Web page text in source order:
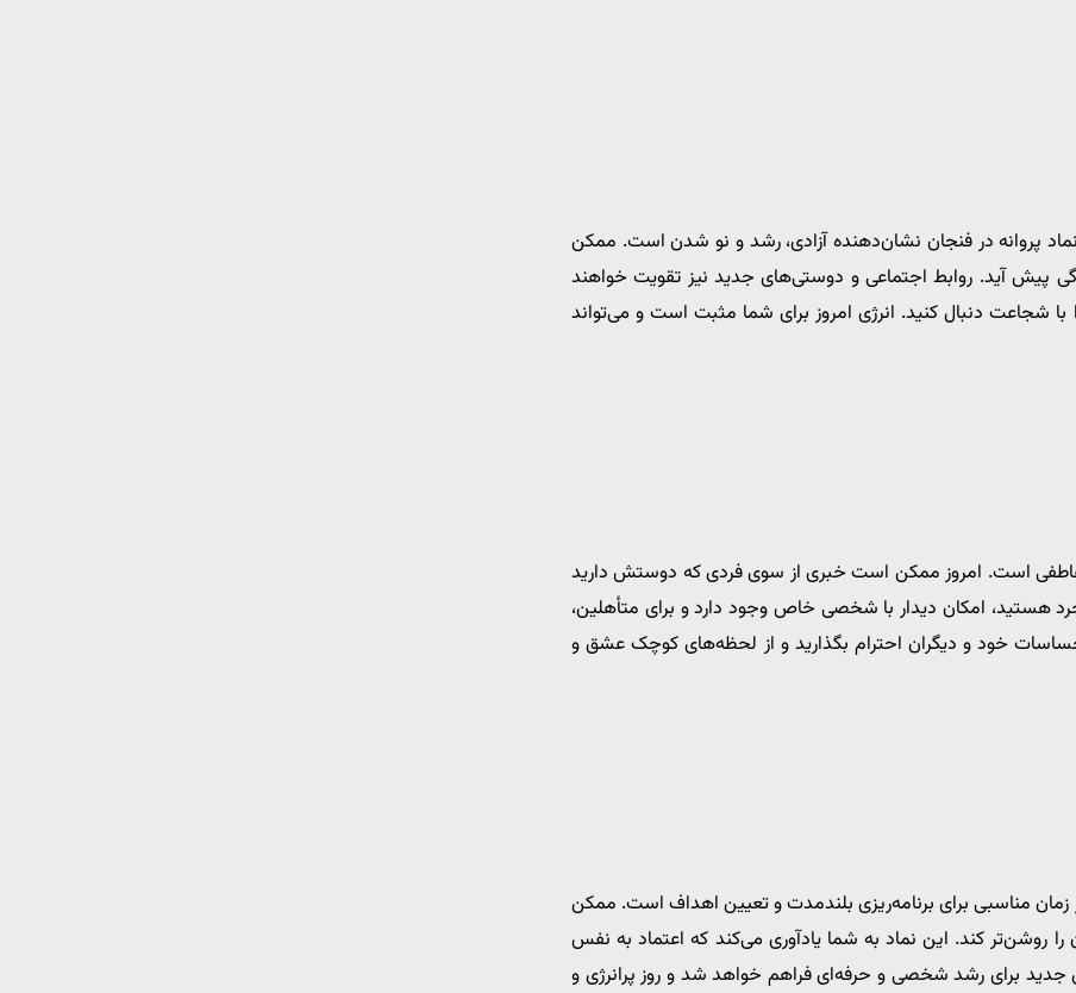
پروانه در فنجان نشان‌دهنده آزادی، رشد و نو شدن است. ممکن
پیش آید. روابط اجتماعی و دوستی‌های جدید نیز تقویت خواهند
دنبال کنید. انرژی امروز برای شما مثبت است و می‌تواند
است. امروز ممکن است خبری از سوی فردی که دوستش دارید
هستید، امکان دیدار با شخصی خاص وجود دارد و برای متأهلین،
خود و دیگران احترام بگذارید و از لحظه‌های کوچک عشق و
زمان مناسبی برای برنامه‌ریزی بلندمدت و تعیین اهداف است. ممکن
روشن‌تر کند. این نماد به شما یادآوری می‌کند که اعتماد به نفس
جدید برای رشد شخصی و حرفه‌ای فراهم خواهد شد و روز پرانرژی و